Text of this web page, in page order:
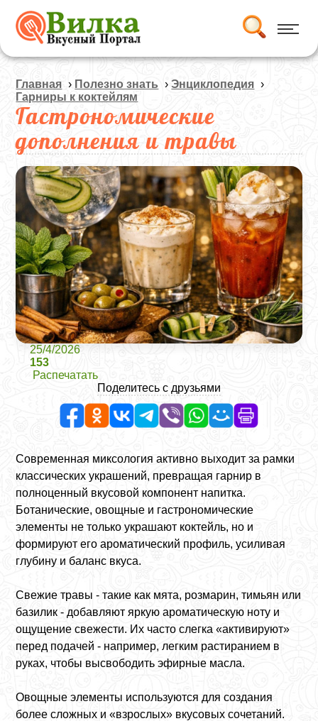
Главная › Полезно знать ›Энциклопедия ›
Гарниры к коктейлям
Гастрономические
дополнения и травы
25/4/2026
153
Распечатать
Поделитесь с друзьями
Современная миксология активно выходит за рамки
классических украшений, превращая гарнир в
полноценный вкусовой компонент напитка.
Ботанические, овощные и гастрономические
элементы не только украшают коктейль, но и
формируют его ароматический профиль, усиливая
глубину и баланс вкуса.
Свежие травы - такие как мята, розмарин, тимьян или
базилик - добавляют яркую ароматическую ноту и
ощущение свежести. Их часто слегка «активируют»
перед подачей - например, легким растиранием в
руках, чтобы высвободить эфирные масла.
Овощные элементы используются для создания
более сложных и «взрослых» вкусовых сочетаний.